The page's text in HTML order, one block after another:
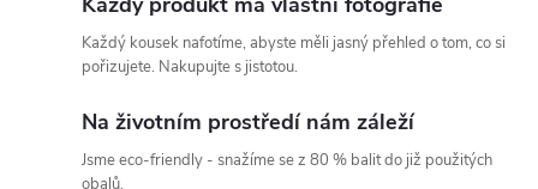
Každý kousek nafotíme, abyste měli jasný přehled o tom, co si
pořizujete. Nakupujte s jistotou.
Na životním prostředí nám záleží
Jsme eco-friendly - snažíme se z 80 % balit do již použitých
obalů.